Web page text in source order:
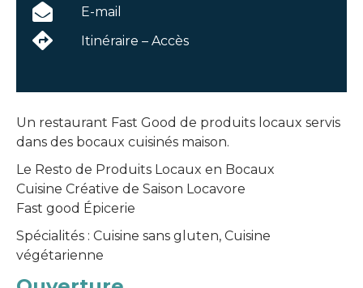
Un restaurant Fast Good de produits locaux servis
dans des bocaux cuisinés maison.
Le Resto de Produits Locaux en Bocaux
Cuisine Créative de Saison Locavore
Fast good Épicerie
Spécialités : Cuisine sans gluten, Cuisine
végétarienne
E-mail
Itinéraire – Accès